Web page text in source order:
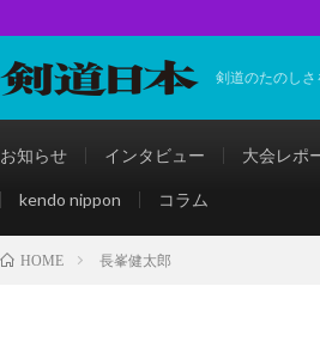
剣道のたのし
お知らせ インタビュー 大会レポ
kendo nippon コラム
HOME 長峯健太郎